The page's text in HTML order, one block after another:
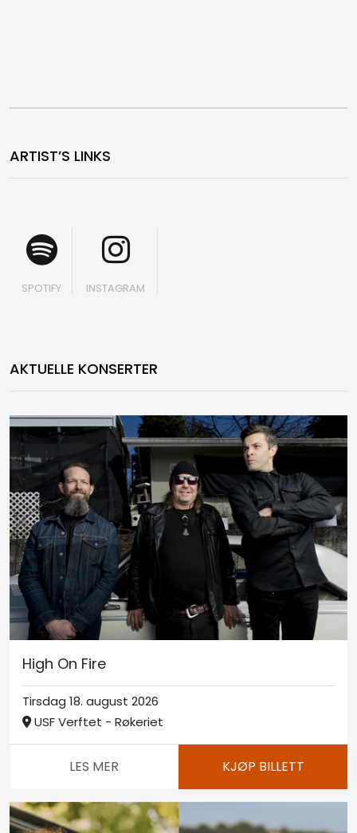
ARTIST’S LINKS
SPOTIFY INSTAGRAM
AKTUELLE KONSERTER
High On Fire
Tirsdag 18. august 2026
USF Verftet - Røkeriet
LES MER KJØP BILLETT